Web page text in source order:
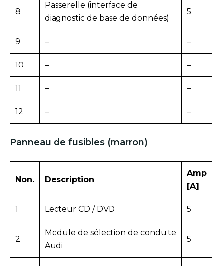
8
Passerelle (interface de
diagnostic de base de données)
5
9 – –
10 – –
11 – –
12 – –
Panneau de fusibles (marron)
Non. Description
Amp
[A]
1 Lecteur CD / DVD 5
2
Module de sélection de conduite
Audi
5